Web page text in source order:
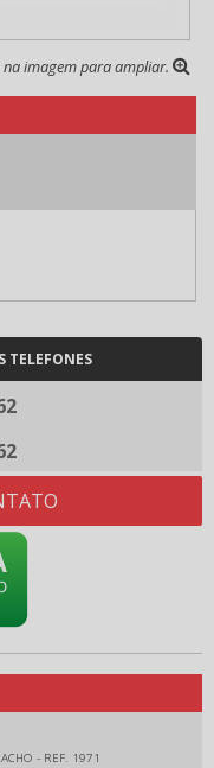
na imagem para ampliar.
TELEFONES
- REF. 1971